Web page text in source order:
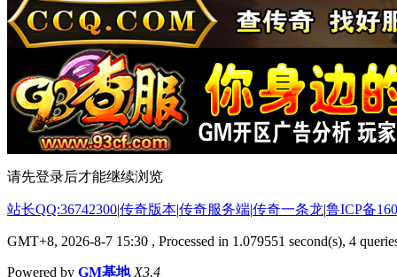
请先登录后才能继续浏览
站长QQ:36742300|传奇版本|传奇服务端|传奇一条龙|鲁ICP备
GMT+8, 2026-8-7 15:30 , Processed in 1.079551 second(s), 4
Powered by GM基地 X3.4